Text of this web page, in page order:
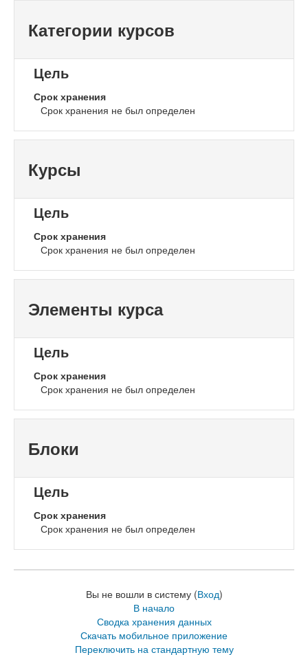
Категории курсов
Цель
Срок хранения
Срок хранения не был определен
Курсы
Цель
Срок хранения
Срок хранения не был определен
Элементы курса
Цель
Срок хранения
Срок хранения не был определен
Блоки
Цель
Срок хранения
Срок хранения не был определен
Вы не вошли в систему (Вход)
В начало
Сводка хранения данных
Скачать мобильное приложение
Переключить на стандартную тему